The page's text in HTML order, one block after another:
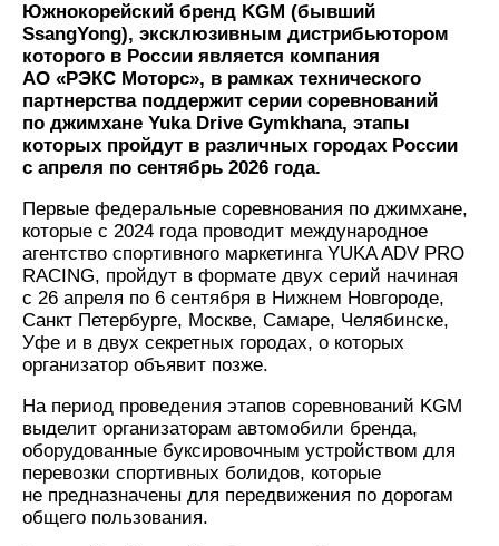
Южнокорейский бренд KGM (бывший
SsangYong), эксклюзивным дистрибьютором
которого в России является компания
АО «РЭКС Моторс», в рамках технического
партнерства поддержит серии соревнований
по джимхане Yuka Drive Gymkhana, этапы
которых пройдут в различных городах России
с апреля по сентябрь 2026 года.
Первые федеральные соревнования по джимхане,
которые с 2024 года проводит международное
агентство спортивного маркетинга YUKA ADV PRO
RACING, пройдут в формате двух серий начиная
с 26 апреля по 6 сентября в Нижнем Новгороде,
Санкт Петербурге, Москве, Самаре, Челябинске,
Уфе и в двух секретных городах, о которых
организатор объявит позже.
На период проведения этапов соревнований KGM
выделит организаторам автомобили бренда,
оборудованные буксировочным устройством для
перевозки спортивных болидов, которые
не предназначены для передвижения по дорогам
общего пользования.